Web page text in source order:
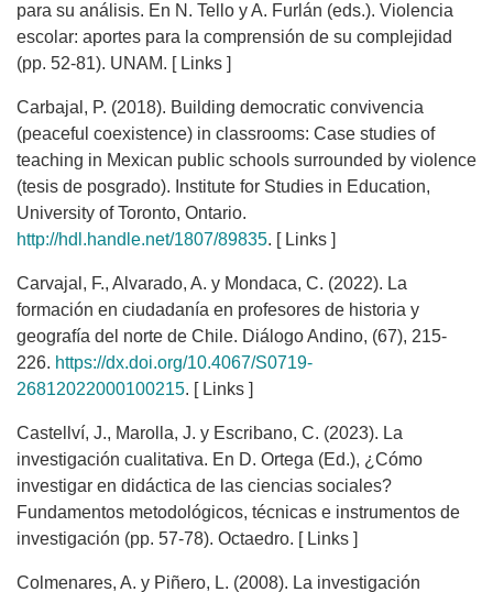
para su análisis. En N. Tello y A. Furlán (eds.). Violencia
escolar: aportes para la comprensión de su complejidad
(pp. 52-81). UNAM. [ Links ]
Carbajal, P. (2018). Building democratic convivencia
(peaceful coexistence) in classrooms: Case studies of
teaching in Mexican public schools surrounded by violence
(tesis de posgrado). Institute for Studies in Education,
University of Toronto, Ontario.
http://hdl.handle.net/1807/89835. [ Links ]
Carvajal, F., Alvarado, A. y Mondaca, C. (2022). La
formación en ciudadanía en profesores de historia y
geografía del norte de Chile. Diálogo Andino, (67), 215-
226. https://dx.doi.org/10.4067/S0719-
26812022000100215. [ Links ]
Castellví, J., Marolla, J. y Escribano, C. (2023). La
investigación cualitativa. En D. Ortega (Ed.), ¿Cómo
investigar en didáctica de las ciencias sociales?
Fundamentos metodológicos, técnicas e instrumentos de
investigación (pp. 57-78). Octaedro. [ Links ]
Colmenares, A. y Piñero, L. (2008). La investigación